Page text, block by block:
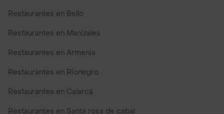
Restaurantes en Bello
Restaurantes en Manizales
Restaurantes en Armenia
Restaurantes en Rionegro
Restaurantes en Calarcá
Restaurantes en Santa rosa de cabal